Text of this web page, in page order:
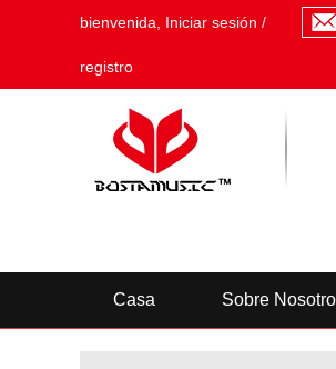
bienvenida, Iniciar sesión /
registro
Casa Sobre